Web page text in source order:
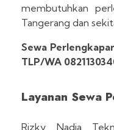
membutuhkan
Tangerang dan
Sewa
TLP/WA
Layanan Sewa
Rizky Nadia